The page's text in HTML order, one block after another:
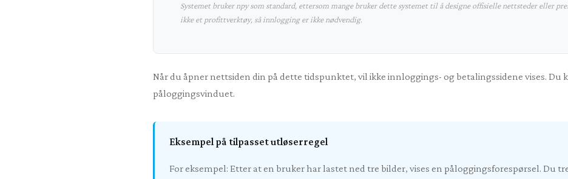
Systemet bruker npy som standard, ettersom mange bruker dette systemet til å designe offisielle nettsteder eller
ikke et profittverktøy, så innlogging er ikke nødvendig.
Når du åpner nettsiden din på dette tidspunktet, vil ikke innloggings- og betalingssidene vises. Du
påloggingsvinduet.
Eksempel på tilpasset utløserregel
For eksempel: Etter at en bruker har lastet ned tre bilder, vises en påloggingsforespørsel. Du